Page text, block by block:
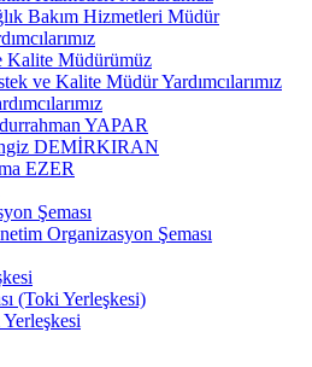
Bakım Hizmetleri Müdür
Kalite Müdürümüz
ve Kalite Müdür Yardımcılarımız
YAPAR
DEMİRKIRAN
EZER
Şeması
Organizasyon Şeması
(Toki Yerleşkesi)